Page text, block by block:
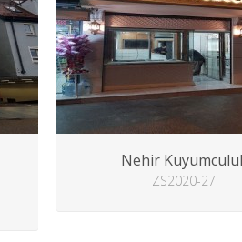
Nehir
ZS2020-27